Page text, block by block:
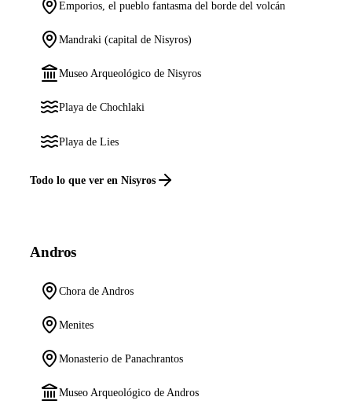
Emporios, el pueblo fantasma del borde del volcán
Mandraki (capital de Nisyros)
Museo Arqueológico de Nisyros
Playa de Chochlaki
Playa de Lies
Todo lo que ver en Nisyros
Andros
Chora de Andros
Menites
Monasterio de Panachrantos
Museo Arqueológico de Andros